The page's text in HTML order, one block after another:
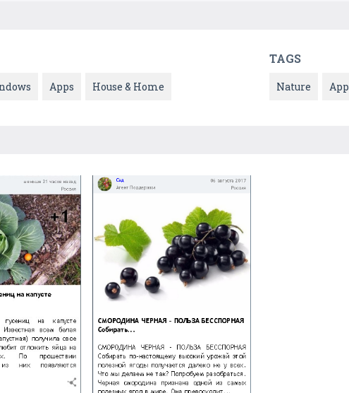
Apps House & Home
TAGS
Nature App